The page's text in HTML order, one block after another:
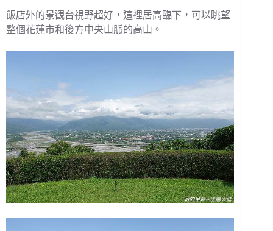
飯店外的景觀台視野超好，這裡居高臨下，可以眺望
整個花蓮市和後方中央山脈的高山。